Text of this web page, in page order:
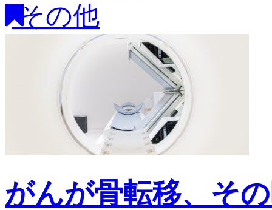
その他
がんが骨転移、そ